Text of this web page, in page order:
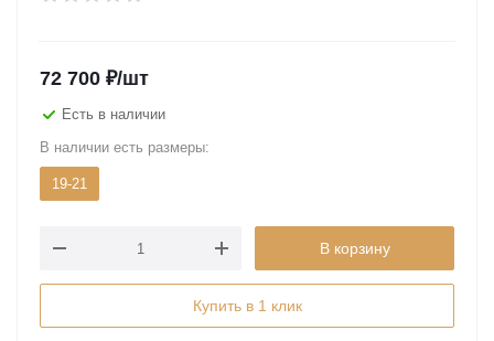
72 700 ₽/шт
Есть в наличии
В наличии есть размеры:
19-21
В корзину
Купить в 1 клик